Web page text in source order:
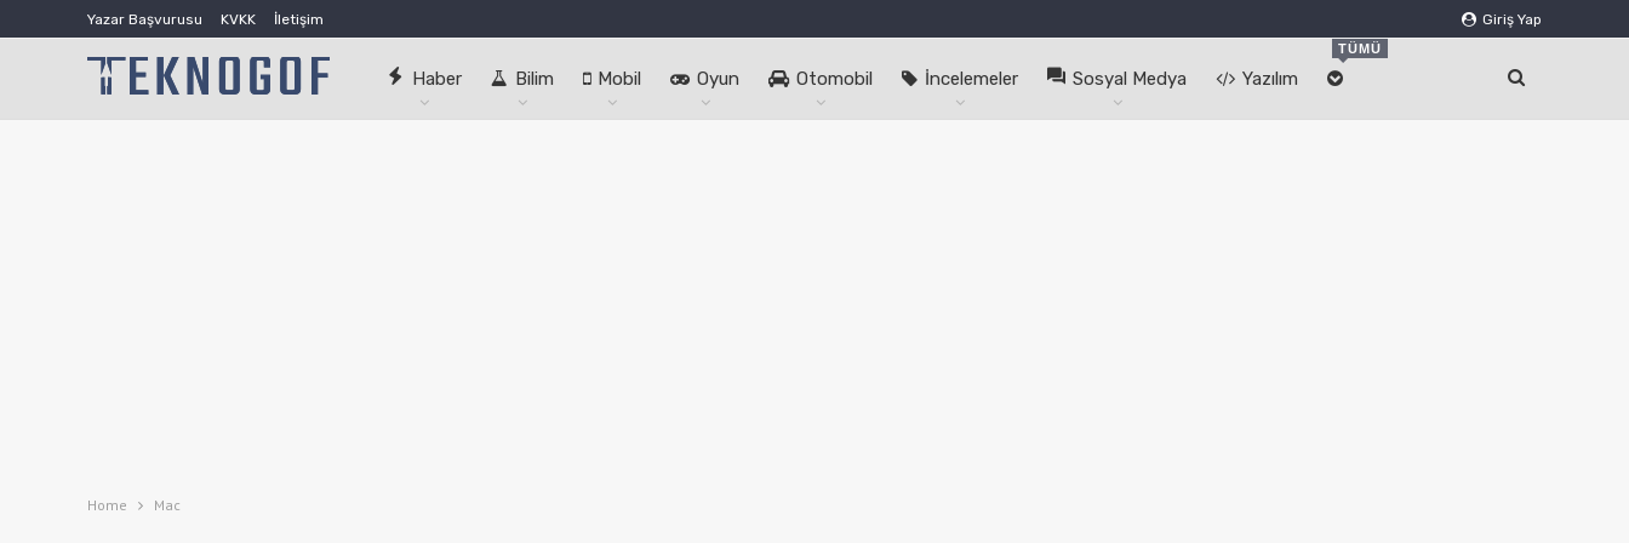
Giriş Yap
Yazar Başvurusu KVKK İletişim
Haber Bilim Mobil Oyun Otomobil İncelemeler Sosyal Medya Yazılım
TÜMÜ
Home Mac